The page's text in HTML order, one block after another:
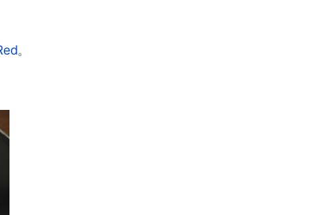
。